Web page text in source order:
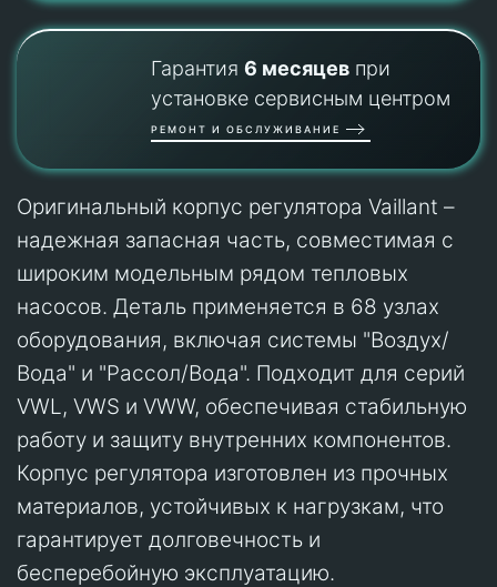
Гарантия 6 месяцевпри
установке сервисным центром
РЕМОНТ И ОБСЛУЖИВАНИЕ
Оригинальный корпус регулятора Vaillant –
надежная запасная часть, совместимая с
широким модельным рядом тепловых
насосов. Деталь применяется в 68 узлах
оборудования, включая системы "Воздух/
Вода" и "Рассол/Вода". Подходит для серий
VWL, VWS и VWW, обеспечивая стабильную
работу и защиту внутренних компонентов.
Корпус регулятора изготовлен из прочных
материалов, устойчивых к нагрузкам, что
гарантирует долговечность и
бесперебойную эксплуатацию.